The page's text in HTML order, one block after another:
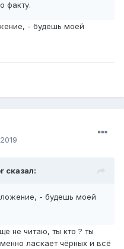
факту.
- будешь моей
сказал:
- будешь моей
не читаю, ты кто ? ты
ласкает чёрных и всё